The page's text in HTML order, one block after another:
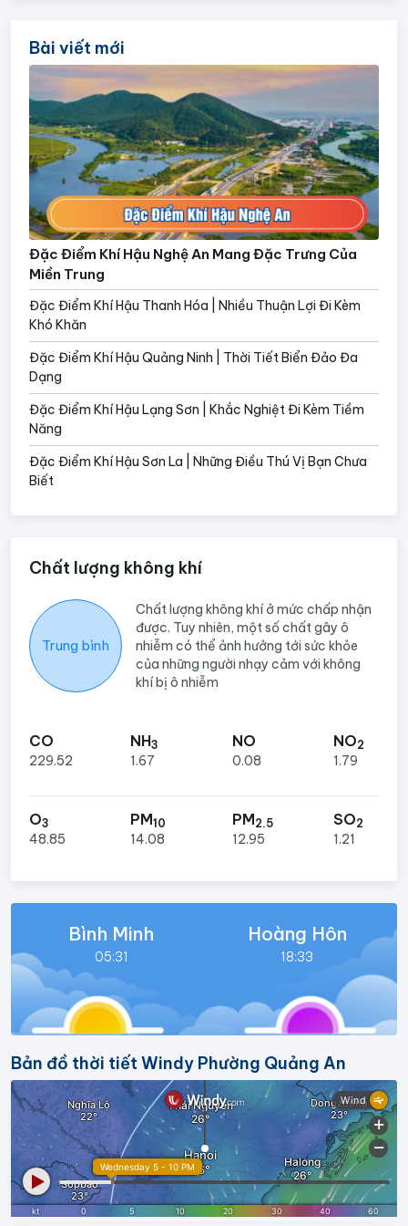
Bài viết mới
Đặc Điểm Khí Hậu Nghệ An Mang Đặc Trưng Của
Miền Trung
Đặc Điểm Khí Hậu Thanh Hóa | Nhiều Thuận Lợi Đi Kèm
Khó Khăn
Đặc Điểm Khí Hậu Quảng Ninh | Thời Tiết Biển Đảo Đa
Dạng
Đặc Điểm Khí Hậu Lạng Sơn | Khắc Nghiệt Đi Kèm Tiềm
Năng
Đặc Điểm Khí Hậu Sơn La | Những Điều Thú Vị Bạn Chưa
Biết
Chất lượng không khí
Trung bình
Chất lượng không khí ở mức chấp nhận
được. Tuy nhiên, một số chất gây ô
nhiễm có thể ảnh hưởng tới sức khỏe
của những người nhạy cảm với không
khí bị ô nhiễm
CO
229.52
NH3
1.67
NO
0.08
NO2
1.79
O3
48.85
PM10
14.08
PM2.5
12.95
SO2
1.21
Bình Minh
05:31
Hoàng Hôn
18:33
Bản đồ thời tiết Windy Phường Quảng An